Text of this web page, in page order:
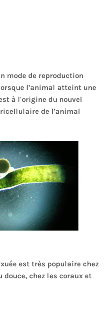
mode de reproduction
l'animal atteint une
à l'origine du nouvel
de l'animal
est très populaire chez
douce, chez les coraux et